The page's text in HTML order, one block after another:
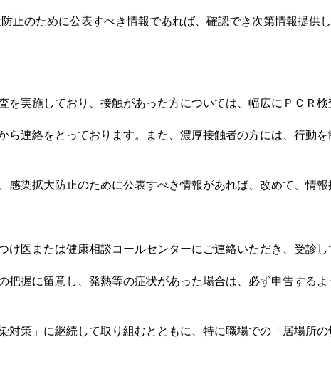
止のために公表すべき情報であれば、確認でき次第情報提供
を実施しており、接触があった方については、幅広にＰＣＲ
ら連絡をとっております。また、濃厚接触者の方には、行動
感染拡大防止のために公表すべき情報があれば、改めて、情
け医または健康相談コールセンターにご連絡いただき、受診
把握に留意し、発熱等の症状があった場合は、必ず申告する
対策」に継続して取り組むとともに、特に職場での「居場所